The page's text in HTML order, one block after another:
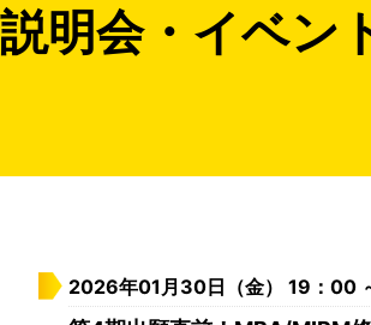
説明会・イベン
2026年01月30日（金） 19：00